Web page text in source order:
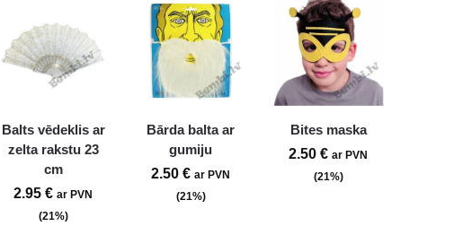
Balts vēdeklis ar
zelta rakstu 23
cm
2.95€ ar PVN
(21%)
Bārda balta ar
gumiju
2.50€ ar PVN
(21%)
Bites maska
2.50€ ar PVN
(21%)